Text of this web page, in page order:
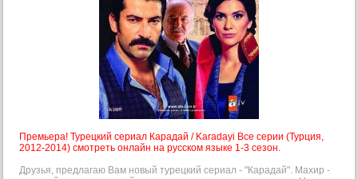
Премьера! Турецкий сериал Карадай / Karadayi Все серии (Турция,
2012-2014) смотреть онлайн на русском языке 1-3 сезон.
Друзья, предлагаю Вам новый турецкий сериал - "Карадай". Махир -